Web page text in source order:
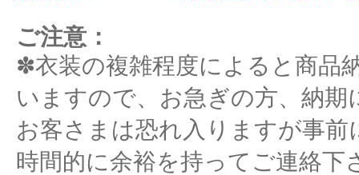
ご注意：
✽衣装の複雑程度によると商品
いますので、お急ぎの方、納期
お客さまは恐れ入りますが事前
時間的に余裕を持ってご連絡下